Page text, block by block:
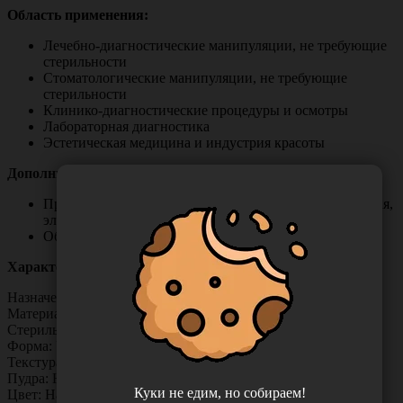
Область применения:
Лечебно-диагностические манипуляции, не требующие
стерильности
Стоматологические манипуляции, не требующие
стерильности
Клинико-диагностические процедуры и осмотры
Лабораторная диагностика
Эстетическая медицина и индустрия красоты
Дополнительные СФЕРЫ ПРИМЕНЕНИЯ:
Промышленность (фармацевтическая, полиграфическая,
электронная, легкая и т.д.)
Общественное питание и пищевые производства
Характеристики:
Назначение: Смотровые
Материал: Натуральный латекс
Стерильность: Нестерильные
Форма: Универсальные
Текстура: Текстурированные
Пудра: Неопудренные
Цвет: Натуральный
Куки не едим, но собираем!